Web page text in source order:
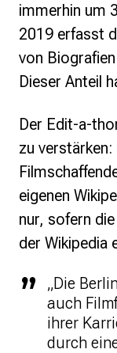
Strategie und Ziele
Jahresberichte
Transparenz
Suchanfrage
Suchen
Zum Inhalt
immerhin um
2019 erfasst
von
Dieser Anteil
Der Edit-a-
zu
eigenen
nur, sofern
der Wikipedia
„Die
auch
ihrer
durch